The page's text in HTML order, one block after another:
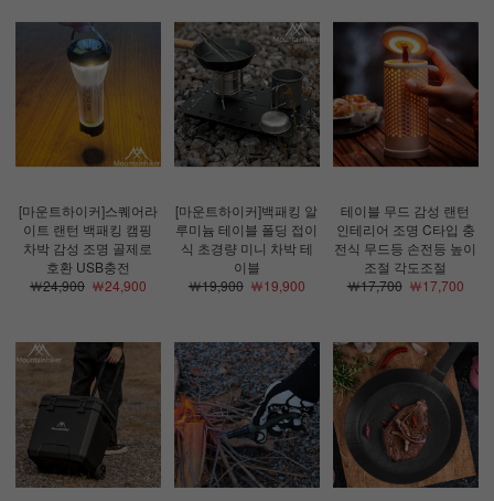
[마운트하이커]스퀘어라
이트 랜턴 백패킹 캠핑
차박 감성 조명 골제로
호환 USB충전
￦24,900￦24,900
[마운트하이커]백패킹 알
루미늄 테이블 폴딩 접이
식 초경량 미니 차박 테
이블
￦19,900￦19,900
테이블 무드 감성 랜턴
인테리어 조명 C타입 충
전식 무드등 손전등 높이
조절 각도조절
￦17,700￦17,700